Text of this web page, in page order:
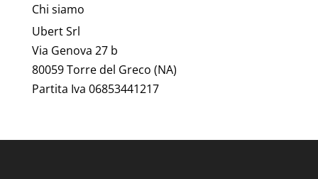
Chi siamo
Ubert Srl
Via Genova 27 b
80059 Torre del Greco (NA)
Partita Iva 06853441217